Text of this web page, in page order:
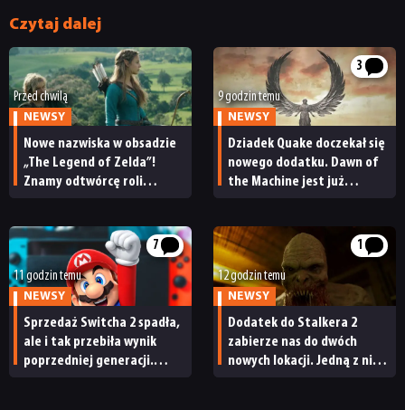
Czytaj dalej
Przed chwilą
NEWSY
Nowe nazwiska w obsadzie
„The Legend of Zelda”!
Znamy odtwórcę roli
3
9 godzin temu
NEWSY
Dziadek Quake doczekał się
nowego dodatku. Dawn of
the Machine jest już
7
11 godzin temu
NEWSY
Sprzedaż Switcha 2 spadła,
ale i tak przebiła wynik
poprzedniej generacji.
1
12 godzin temu
NEWSY
Dodatek do Stalkera 2
zabierze nas do dwóch
nowych lokacji. Jedną z nich